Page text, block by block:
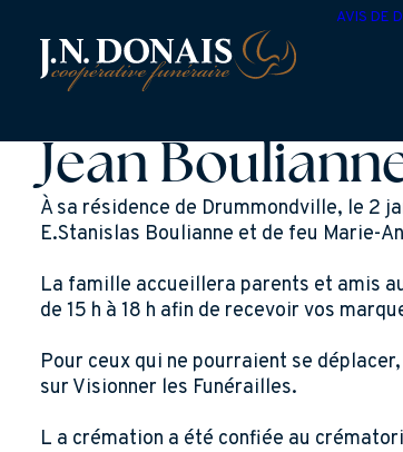
AVIS DE
Jean
À sa résidence de Drummondville, le 2
E.Stanislas Boulianne et de feu Marie-
La famille accueillera parents et amis
de 15 h à 18 h afin de recevoir vos
Pour ceux qui ne pourraient se
sur Visionner les Funérailles.
L a crémation a été confiée au